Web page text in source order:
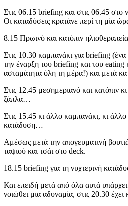
Στις 06.15 briefing και στις 06.45 στο
Οι καταδύσεις κρατάνε περί τη μία
8.15 Πρωινό και κατόπιν
Στις 10.30 καμπανάκι για briefing (ένα
την έναρξη του briefing και του eating
ασταμάτητα όλη τη μέρα!) και μετά
Στις 12.45 μεσημεριανό και κατόπιν
ξάπλα…
Στις 15.45 κι άλλο καμπανάκι, κι
κατάδυση…
Αμέσως μετά την απογευματινή
ταψιού και τσάι στο deck.
18.15 briefing για τη νυχτερινή
Και επειδή μετά από όλα αυτά
νοιώθει μια αδυναμία, στις 20.30 έχει